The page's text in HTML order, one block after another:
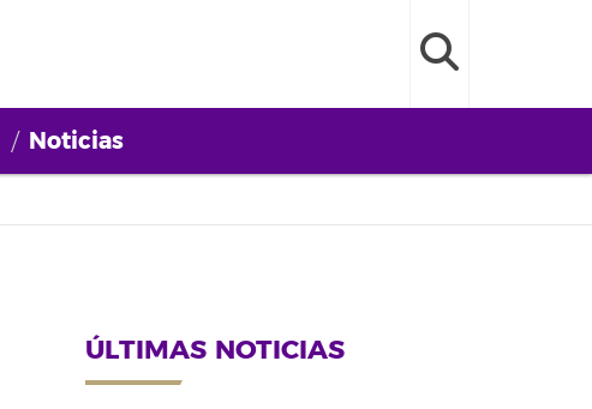
Noticias
ÚLTIMAS NOTICIAS